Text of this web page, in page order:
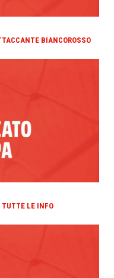
BIANCOROSSO
LE INFO